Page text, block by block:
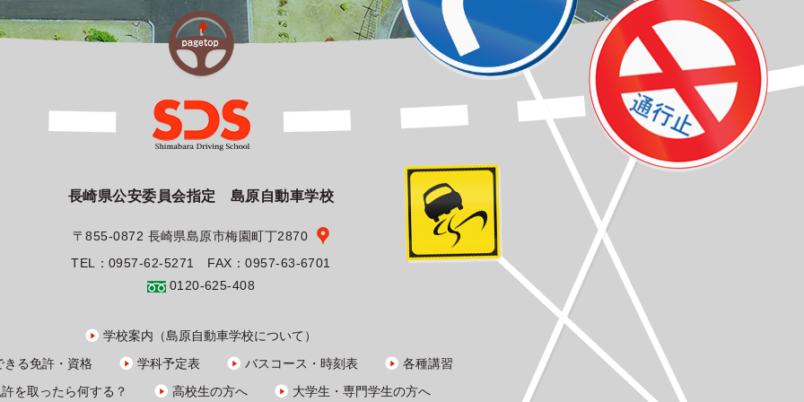
長崎県公安委員会指定 島原自動車学校
〒855-0872 長崎県島原市梅園町丁2870
TEL：0957-62-5271 FAX：0957-63-6701
0120-625-408
学校案内（島原自動車学校について）
きる免許・資格
学科予定表 バスコース・時刻表
各種講習
を取ったら何する？
高校生の方へ 大学生・ 専門学生の方へ